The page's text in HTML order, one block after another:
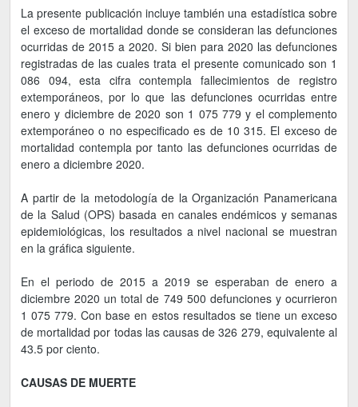
La presente publicación incluye también una estadística sobre
el exceso de mortalidad donde se consideran las defunciones
ocurridas de 2015 a 2020. Si bien para 2020 las defunciones
registradas de las cuales trata el presente comunicado son 1
086 094, esta cifra contempla fallecimientos de registro
extemporáneos, por lo que las defunciones ocurridas entre
enero y diciembre de 2020 son 1 075 779 y el complemento
extemporáneo o no especificado es de 10 315. El exceso de
mortalidad contempla por tanto las defunciones ocurridas de
enero a diciembre 2020.
A partir de la metodología de la Organización Panamericana
de la Salud (OPS) basada en canales endémicos y semanas
epidemiológicas, los resultados a nivel nacional se muestran
en la gráfica siguiente.
En el periodo de 2015 a 2019 se esperaban de enero a
diciembre 2020 un total de 749 500 defunciones y ocurrieron
1 075 779. Con base en estos resultados se tiene un exceso
de mortalidad por todas las causas de 326 279, equivalente al
43.5 por ciento.
CAUSAS DE MUERTE